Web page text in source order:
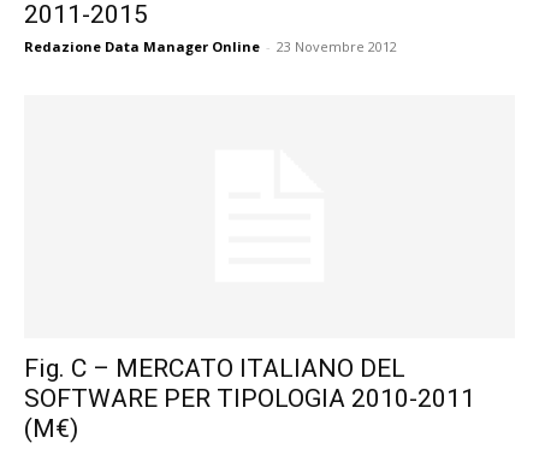
2011-2015
Redazione Data Manager Online - 23 Novembre 2012
Fig. C – MERCATO ITALIANO DEL
SOFTWARE PER TIPOLOGIA 2010-2011
(M€)